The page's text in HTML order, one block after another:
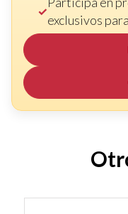
exclusivos